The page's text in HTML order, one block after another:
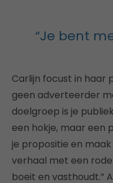
“Je bent
Carlijn focust in haar
geen adverteerder
doelgroep is je
een hokje, maar een
je propositie en maak
verhaal met een
boeit en vasthoudt.”